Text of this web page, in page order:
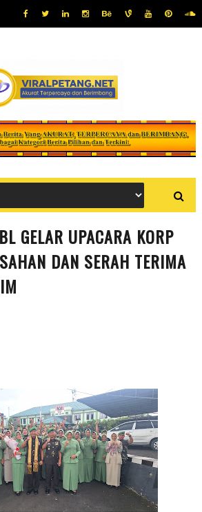
GELAR UPACARA KORP
DAN SERAH TERIMA